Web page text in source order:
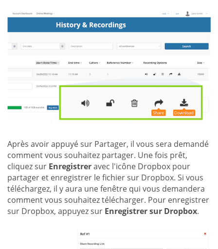
Après avoir appuyé sur Partager, il vous sera demandé
comment vous souhaitez partager. Une fois prêt,
cliquez sur Enregistreravec l'icône Dropbox pour
partager et enregistrer le fichier sur Dropbox. Si vous
téléchargez, il y aura une fenêtre qui vous demandera
comment vous souhaitez télécharger. Pour enregistrer
sur Dropbox, appuyez sur Enregistrer sur Dropbox.